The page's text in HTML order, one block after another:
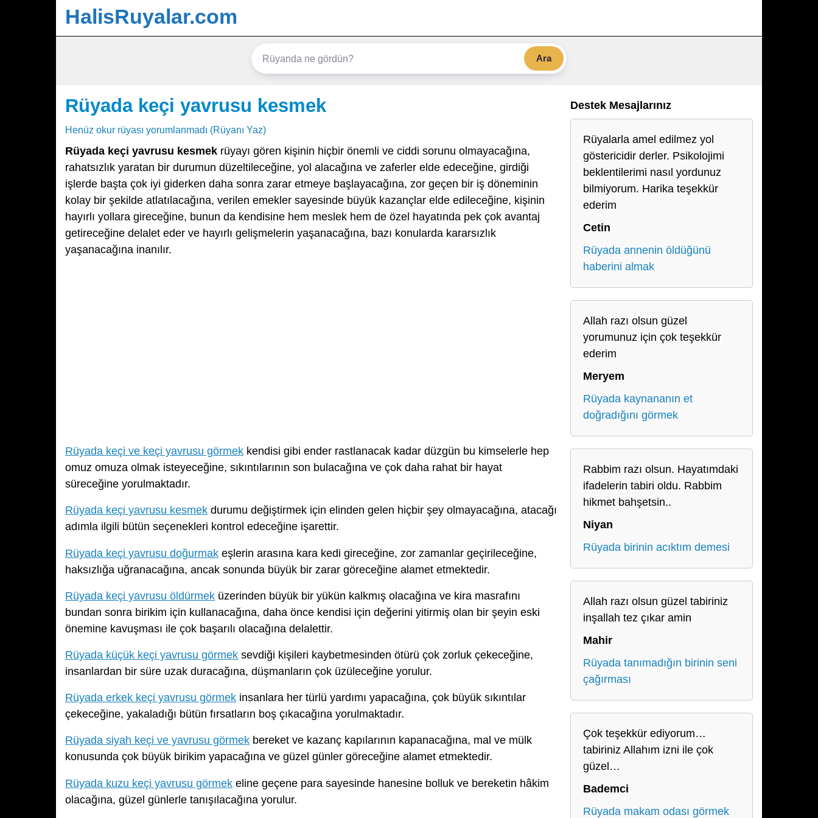
HalisRuyalar.com
Ara
Rüyada keçi yavrusu kesmek
Henüz okur rüyası yorumlanmadı (Rüyanı Yaz)
Rüyada keçi yavrusu kesmek rüyayı gören kişinin hiçbir önemli ve ciddi sorunu olmayacağına,
rahatsızlık yaratan bir durumun düzeltileceğine, yol alacağına ve zaferler elde edeceğine, girdiği
işlerde başta çok iyi giderken daha sonra zarar etmeye başlayacağına, zor geçen bir iş döneminin
kolay bir şekilde atlatılacağına, verilen emekler sayesinde büyük kazançlar elde edileceğine, kişinin
hayırlı yollara gireceğine, bunun da kendisine hem meslek hem de özel hayatında pek çok avantaj
getireceğine delalet eder ve hayırlı gelişmelerin yaşanacağına, bazı konularda kararsızlık
yaşanacağına inanılır.
Rüyada keçi ve keçi yavrusu görmek kendisi gibi ender rastlanacak kadar düzgün bu kimselerle hep
omuz omuza olmak isteyeceğine, sıkıntılarının son bulacağına ve çok daha rahat bir hayat
süreceğine yorulmaktadır.
Rüyada keçi yavrusu kesmek durumu değiştirmek için elinden gelen hiçbir şey olmayacağına, atacağı
adımla ilgili bütün seçenekleri kontrol edeceğine işarettir.
Rüyada keçi yavrusu doğurmak eşlerin arasına kara kedi gireceğine, zor zamanlar geçirileceğine,
haksızlığa uğranacağına, ancak sonunda büyük bir zarar göreceğine alamet etmektedir.
Rüyada keçi yavrusu öldürmek üzerinden büyük bir yükün kalkmış olacağına ve kira masrafını
bundan sonra birikim için kullanacağına, daha önce kendisi için değerini yitirmiş olan bir şeyin eski
önemine kavuşması ile çok başarılı olacağına delalettir.
Rüyada küçük keçi yavrusu görmek sevdiği kişileri kaybetmesinden ötürü çok zorluk çekeceğine,
insanlardan bir süre uzak duracağına, düşmanların çok üzüleceğine yorulur.
Rüyada erkek keçi yavrusu görmek insanlara her türlü yardımı yapacağına, çok büyük sıkıntılar
çekeceğine, yakaladığı bütün fırsatların boş çıkacağına yorulmaktadır.
Rüyada siyah keçi ve yavrusu görmek bereket ve kazanç kapılarının kapanacağına, mal ve mülk
konusunda çok büyük birikim yapacağına ve güzel günler göreceğine alamet etmektedir.
Rüyada kuzu keçi yavrusu görmek eline geçene para sayesinde hanesine bolluk ve bereketin hâkim
olacağına, güzel günlerle tanışılacağına yorulur.
Destek Mesajlarınız
Rüyalarla amel edilmez yol
göstericidir derler. Psikolojimi
beklentilerimi nasıl yordunuz
bilmiyorum. Harika teşekkür
ederim
Cetin
Rüyada annenin öldüğünü
haberini almak
Allah razı olsun güzel
yorumunuz için çok teşekkür
ederim
Meryem
Rüyada kaynananın et
doğradığını görmek
Rabbim razı olsun. Hayatımdaki
ifadelerin tabiri oldu. Rabbim
hikmet bahşetsin..
Niyan
Rüyada birinin acıktım demesi
Allah razı olsun güzel tabiriniz
inşallah tez çıkar amin
Mahir
Rüyada tanımadığın birinin seni
çağırması
Çok teşekkür ediyorum…
tabiriniz Allahım izni ile çok
güzel…
Bademci
Rüyada makam odası görmek